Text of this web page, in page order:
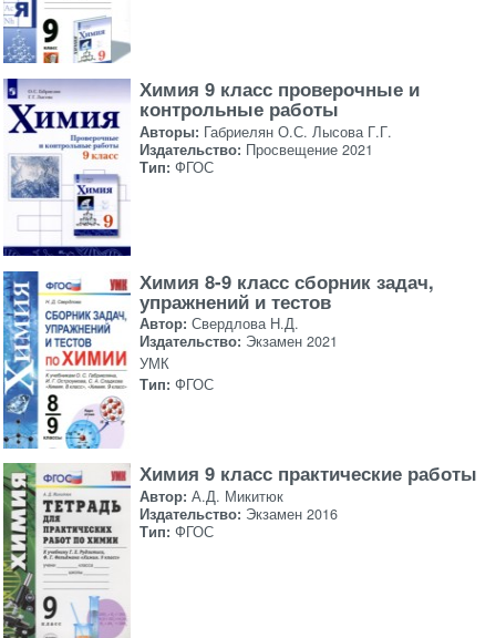
Химия 9 класс проверочные и
контрольные работы
Авторы: Габриелян О.С. Лысова Г.Г.
Издательство: Просвещение 2021
Тип: ФГОС
Химия 8-9 класс сборник задач,
упражнений и тестов
Автор: Свердлова Н.Д.
Издательство: Экзамен 2021
УМК
Тип: ФГОС
Химия 9 класс практические работы
Автор: А.Д. Микитюк
Издательство: Экзамен 2016
Тип: ФГОС